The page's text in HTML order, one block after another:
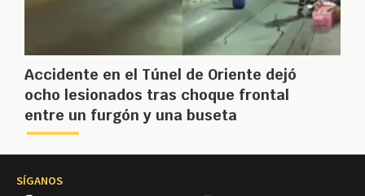
Accidente en el Túnel de Oriente dejó
ocho lesionados tras choque frontal
entre un furgón y una buseta
SÍGANOS